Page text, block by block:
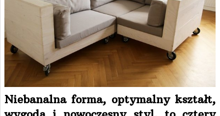
Niebanalna forma, optymalny kształt,